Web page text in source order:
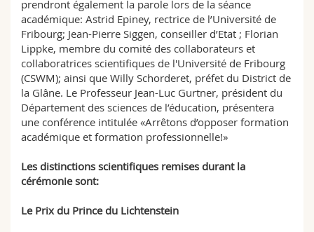
prendront également la parole lors de la séance
académique: Astrid Epiney, rectrice de l’Université de
Fribourg; Jean-Pierre Siggen, conseiller d’Etat ; Florian
Lippke, membre du comité des collaborateurs et
collaboratrices scientifiques de l'Université de Fribourg
(CSWM); ainsi que Willy Schorderet, préfet du District de
la Glâne. Le Professeur Jean-Luc Gurtner, président du
Département des sciences de l’éducation, présentera
une conférence intitulée «Arrêtons d’opposer formation
académique et formation professionnelle!»
Les distinctions scientifiques remises durant la
cérémonie sont:
Le Prix du Prince du Lichtenstein